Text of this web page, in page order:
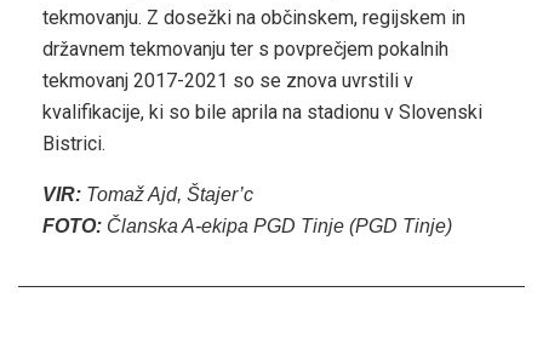
tekmovanju. Z dosežki na občinskem, regijskem in
državnem tekmovanju ter s povprečjem pokalnih
tekmovanj 2017-2021 so se znova uvrstili v
kvalifikacije, ki so bile aprila na stadionu v Slovenski
Bistrici.
VIR: Tomaž Ajd, Štajer’c
FOTO: Članska A-ekipa PGD Tinje (PGD Tinje)